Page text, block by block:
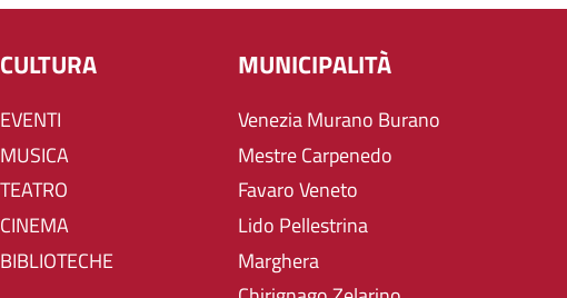
CULTURA
EVENTI
MUSICA
TEATRO
CINEMA
BIBLIOTECHE
MUNICIPALITÀ
Venezia Murano Burano
Mestre Carpenedo
Favaro Veneto
Lido Pellestrina
Marghera